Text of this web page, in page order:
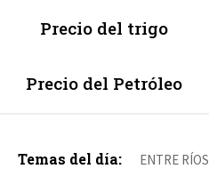
Precio del trigo
Precio del Petróleo
Temas del día: ENTRE RÍOS